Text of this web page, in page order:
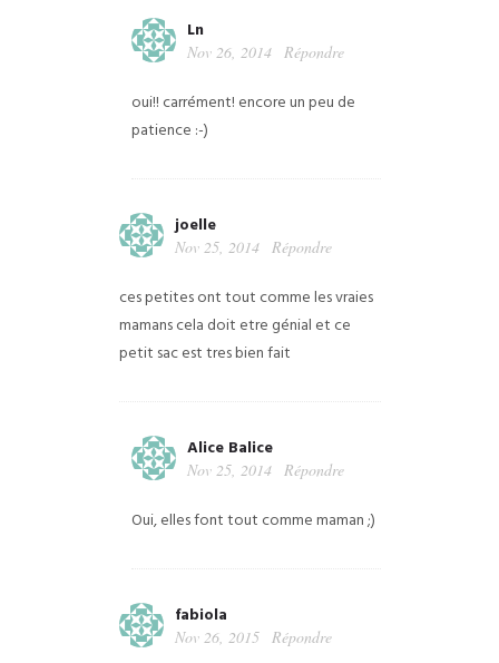
Ln
Nov 26, 2014 Répondre
oui!! carrément! encore un peu de
patience :-)
joelle
Nov 25, 2014 Répondre
ces petites ont tout comme les vraies
mamanscela doit etre génial et ce
petit sac est tres bien fait
Alice Balice
Nov 25, 2014 Répondre
Oui, elles font tout comme maman ;)
fabiola
Nov 26, 2015 Répondre